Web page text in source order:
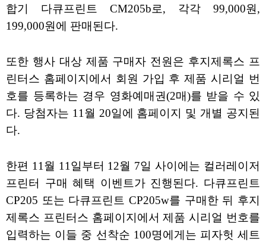
합기 다큐프린트 CM205b로, 각각 99,000원,
199,000원에 판매된다.
또한 행사 대상 제품 구매자 전원은 후지제록스 프
린터스 홈페이지에서 회원 가입 후 제품 시리얼 번
호를 등록하는 경우 영화예매권(2매)를 받을 수 있
다. 당첨자는 11월 20일에 홈페이지 및 개별 공지된
다.
한편 11월 11일부터 12월 7일 사이에는 컬러레이저
프린터 구매 혜택 이벤트가 진행된다. 다큐프린트
CP205 또는 다큐프린트 CP205w를 구매한 뒤 후지
제록스 프린터스 홈페이지에서 제품 시리얼 번호를
입력하는 이들 중 선착순 100명에게는 피자헛 세트